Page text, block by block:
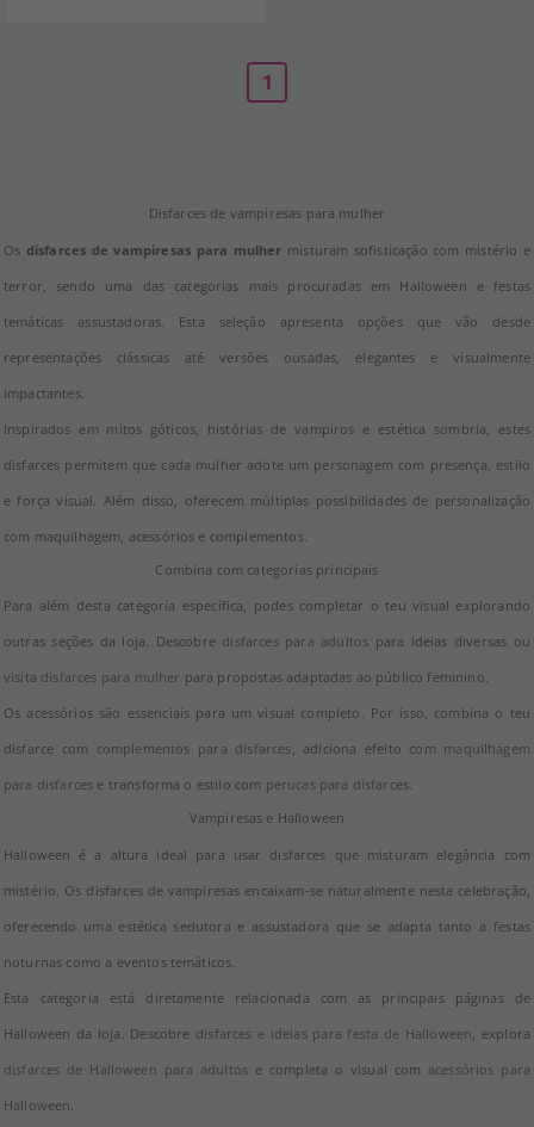
1
Disfarces de vampiresas para mulher
Os disfarces de vampiresas para mulher misturam sofisticação com mistério e
terror, sendo uma das categorias mais procuradas em Halloween e festas
temáticas assustadoras. Esta seleção apresenta opções que vão desde
representações clássicas até versões ousadas, elegantes e visualmente
impactantes.
Inspirados em mitos góticos, histórias de vampiros e estética sombria, estes
disfarces permitem que cada mulher adote um personagem com presença, estilo
e força visual. Além disso, oferecem múltiplas possibilidades de personalização
com maquilhagem, acessórios e complementos.
Combina com categorias principais
Para além desta categoria específica, podes completar o teu visual explorando
outras seções da loja. Descobre disfarces para adultos para ideias diversas ou
visita disfarces para mulher para propostas adaptadas ao público feminino.
Os acessórios são essenciais para um visual completo. Por isso, combina o teu
disfarce com complementos para disfarces, adiciona efeito com maquilhagem
para disfarces e transforma o estilo com perucas para disfarces.
Vampiresas e Halloween
Halloween é a altura ideal para usar disfarces que misturam elegância com
mistério. Os disfarces de vampiresas encaixam-se naturalmente nesta celebração,
oferecendo uma estética sedutora e assustadora que se adapta tanto a festas
noturnas como a eventos temáticos.
Esta categoria está diretamente relacionada com as principais páginas de
Halloween da loja. Descobre disfarces e ideias para festa de Halloween, explora
disfarces de Halloween para adultos e completa o visual com acessórios para
Halloween.